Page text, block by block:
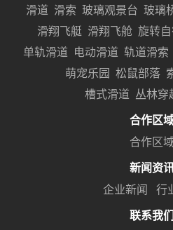
滑道 滑索 玻璃观景台 玻璃
滑翔飞艇 滑翔飞舱 旋转
单轨滑道
电动滑道 轨道滑索
萌宠乐园
松鼠部落
槽式滑道 丛林穿
合作区
合作区
新闻资
企业新闻
行
联系我们